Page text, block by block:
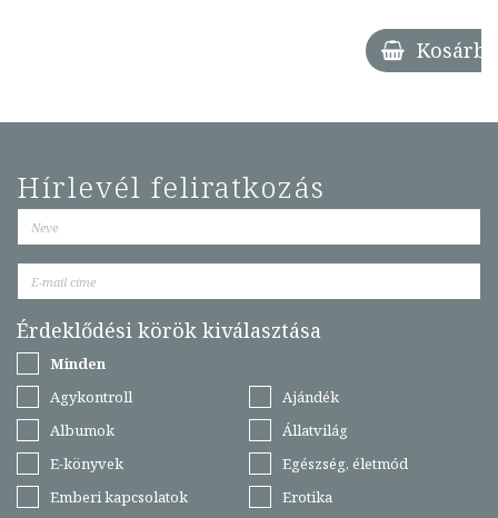
Kosárba
Hírlevél feliratkozás
Érdeklődési körök kiválasztása
Minden
Agykontroll
Ajándék
Albumok
Állatvilág
E-könyvek
Egészség, életmód
Emberi kapcsolatok
Erotika